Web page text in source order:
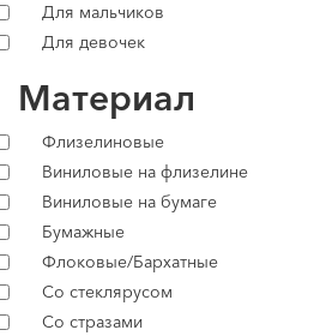
Для мальчиков
Для девочек
Материал
Флизелиновые
Виниловые на флизелине
Виниловые на бумаге
Бумажные
Флоковые/Бархатные
Со стеклярусом
Со стразами